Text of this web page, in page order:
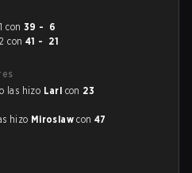
con 39 - 6
con 41 - 21
las hizo Larl con 23
hizo Miroslaw con47